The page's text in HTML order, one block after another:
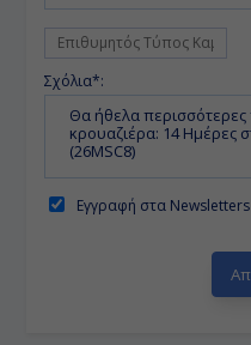
Σχόλια*:
Εγγραφή στα Newsletters